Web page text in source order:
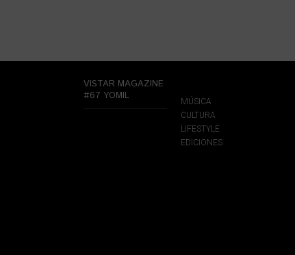
VISTAR MAGAZINE
#67 YOMIL
MÚSICA
CULTURA
LIFESTYLE
EDICIONES